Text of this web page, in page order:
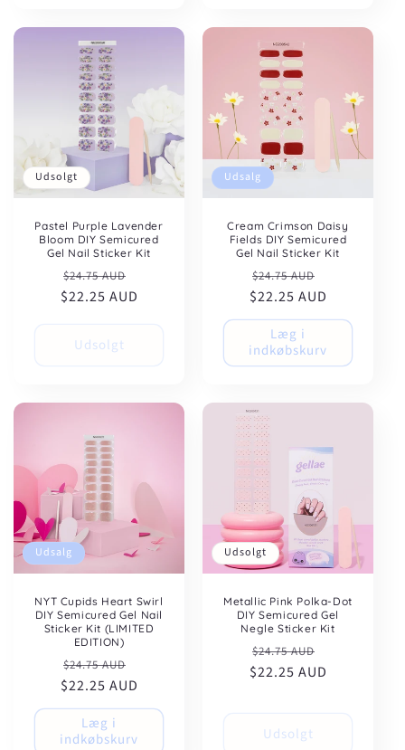
Udsolgt
Pastel Purple Lavender
Bloom DIY Semicured
Gel Nail Sticker Kit
Normalpris
$24.75 AUD
$22.25 AUD
Udsolgt
Udsalg
Cream Crimson Daisy
Fields DIY Semicured
Gel Nail Sticker Kit
Normalpris
$24.75 AUD
$22.25 AUD
Læg i
indkøbskurv
Udsalg
NYT Cupids Heart Swirl
DIY Semicured Gel Nail
Sticker Kit (LIMITED
EDITION)
Normalpris
$24.75 AUD
$22.25 AUD
Læg i
indkøbskurv
Udsolgt
Metallic Pink Polka-Dot
DIY Semicured Gel
Negle Sticker Kit
Normalpris
$24.75 AUD
$22.25 AUD
Udsolgt